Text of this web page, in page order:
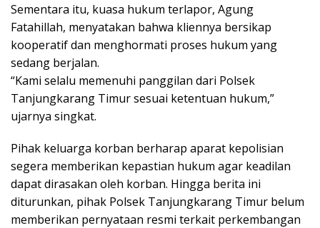
Sementara itu, kuasa hukum terlapor, Agung
Fatahillah, menyatakan bahwa kliennya bersikap
kooperatif dan menghormati proses hukum yang
sedang berjalan.
“Kami selalu memenuhi panggilan dari Polsek
Tanjungkarang Timur sesuai ketentuan hukum,”
ujarnya singkat.
Pihak keluarga korban berharap aparat kepolisian
segera memberikan kepastian hukum agar keadilan
dapat dirasakan oleh korban. Hingga berita ini
diturunkan, pihak Polsek Tanjungkarang Timur belum
memberikan pernyataan resmi terkait perkembangan